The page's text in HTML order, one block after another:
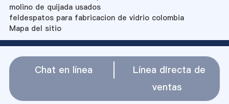
molino de quijada usados
feldespatos para fabricacion de vidrio colombia
Mapa del sitio
Chat en línea
Línea directa de
ventas